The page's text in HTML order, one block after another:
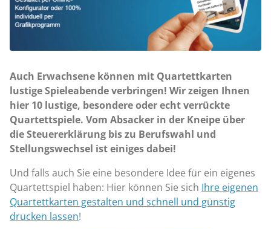
Auch Erwachsene können mit Quartettkarten
lustige Spieleabende verbringen! Wir zeigen Ihnen
hier 10 lustige, besondere oder echt verrückte
Quartettspiele. Vom Absacker in der Kneipe über
die Steuererklärung bis zu Berufswahl und
Stellungswechsel ist einiges dabei!
Und falls auch Sie eine besondere Idee für ein eigenes
Quartettspiel haben: Hier können Sie sich Ihre eigenen
Quartettkarten gestalten und schnell und günstig
drucken lassen!